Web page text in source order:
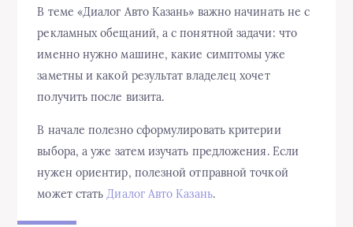
В теме «Диалог Авто Казань» важно начинать не с
рекламных обещаний, а с понятной задачи: что
именно нужно машине, какие симптомы уже
заметны и какой результат владелец хочет
получить после визита.
В начале полезно сформулировать критерии
выбора, а уже затем изучать предложения. Если
нужен ориентир, полезной отправной точкой
может статьДиалог Авто Казань.